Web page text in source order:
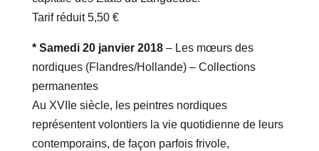
Tarif réduit 5,50 €
* Samedi 20 janvier 2018– Les mœurs des
nordiques (Flandres/Hollande) – Collections
permanentes
Au XVIIe siècle, les peintres nordiques
représentent volontiers la vie quotidienne de leurs
contemporains, de façon parfois frivole,